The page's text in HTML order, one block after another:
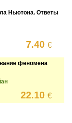
Ньютона. Ответы
7.40€
феномена
22.10€